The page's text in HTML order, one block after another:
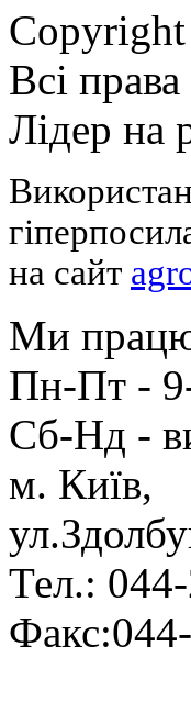
Всі
Лідер на
на сайт
Ми
Пн-Пт -
Cб-Нд -
м. Київ,
Тел.: